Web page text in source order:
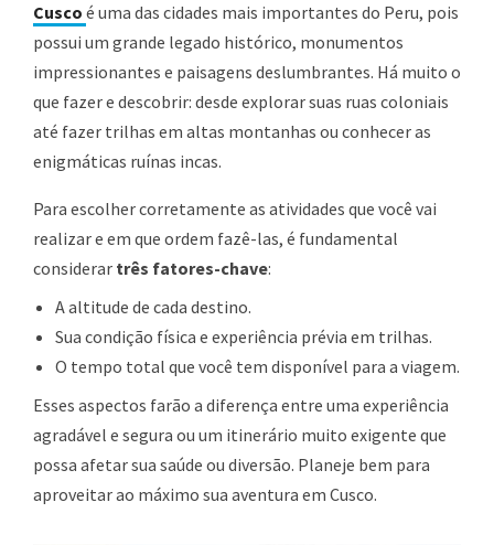
Cusco é uma das cidades mais importantes do Peru, pois
possui um grande legado histórico, monumentos
impressionantes e paisagens deslumbrantes. Há muito o
que fazer e descobrir: desde explorar suas ruas coloniais
até fazer trilhas em altas montanhas ou conhecer as
enigmáticas ruínas incas.
Para escolher corretamente as atividades que você vai
realizar e em que ordem fazê-las, é fundamental
considerar três fatores-chave:
A altitude de cada destino.
Sua condição física e experiência prévia em trilhas.
O tempo total que você tem disponível para a viagem.
Esses aspectos farão a diferença entre uma experiência
agradável e segura ou um itinerário muito exigente que
possa afetar sua saúde ou diversão. Planeje bem para
aproveitar ao máximo sua aventura em Cusco.